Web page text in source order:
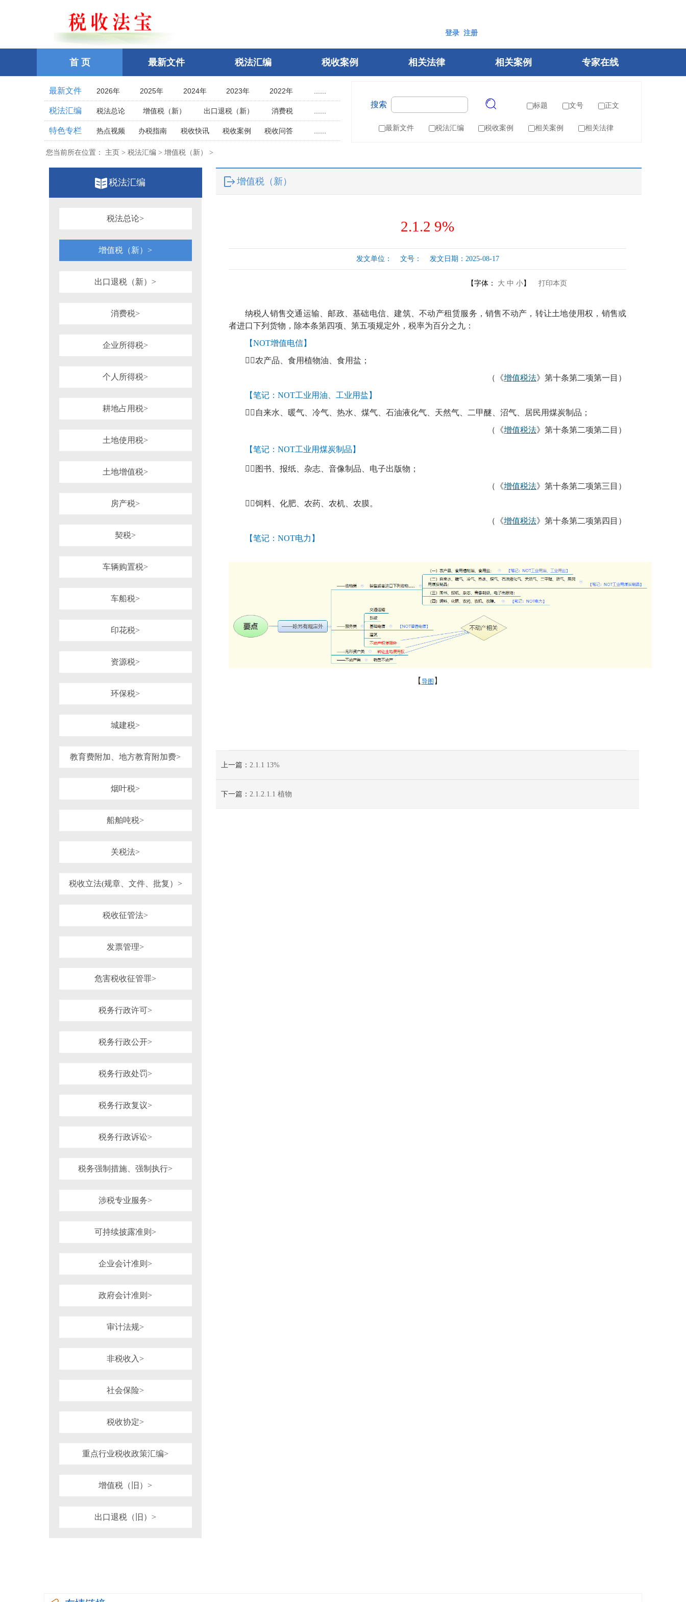
登录 注册
首 页 最新文件 税法汇编 税收案例 相关法律 相关案例 专家在线
最新文件 2026年 2025年 2024年 2023年
2022年
2021年
2020年 2019年 2018年
2017年
2016年
2015年 2014年 2013年
2012年
2011年
2010年 2009年 2008年
2007年
2006年
2005年 2004年
2001年
2000年 1999年 1998年
1997年
1996年
1995年 1993年
1992年
1991年
1990年 1989年
1986年
税法汇编 税法总论 增值税（新） 出口退税（新）
消费税
企业所得税
个人所得税 耕地占用税
土地使用税
土地增值税
房产税 契税 车辆购置税
车船税
印花税
资源税
关税法
税收立法(规章、文件、批复）
税收征管法
税务行政公开
可持续披露准则
重点行业税收政策汇编
特色专栏 热点视频 办税指南 税收快讯 税收案例
税收问答
全国统一规范电子税务局
自然人电子税务局
搜索 标题 文号 正文
最新文件 税法汇编 税收案例 相关案例 相关法律
您当前所在位置： 主页 > 税法汇编 > 增值税（新） >
税法汇编
税法总论>
增值税（新）>
出口退税（新）>
消费税>
企业所得税>
个人所得税>
耕地占用税>
土地使用税>
土地增值税>
房产税>
契税>
车辆购置税>
车船税>
印花税>
资源税>
环保税>
城建税>
教育费附加、地方教育附加费>
烟叶税>
船舶吨税>
关税法>
税收立法(规章、文件、批复）>
税收征管法>
发票管理>
危害税收征管罪>
税务行政许可>
税务行政公开>
税务行政处罚>
税务行政复议>
税务行政诉讼>
税务强制措施、强制执行>
涉税专业服务>
可持续披露准则>
企业会计准则>
政府会计准则>
审计法规>
非税收入>
社会保险>
税收协定>
重点行业税收政策汇编>
增值税（旧）>
出口退税（旧）>
增值税（新）
2.1.2 9%
发文单位： 文号： 发文日期：2025-08-17
【字体： 大 中 小】 打印本页
纳税人销售交通运输、邮政、基础电信、建筑、不动产租赁服务，销售不动产，转让土地使用权，销售或
者进口下列货物，除本条第四项、第五项规定外，税率为百分之九：
【NOT增值电信】
１ 农产品 、食用植物油、食用盐；
（《增值税法》第十条第二项第一目）
【笔记： NOT工业用油、工业用盐】
２ 自来水、暖气、冷气、热水、煤气、石油液化气、天然气、二甲醚、沼气、居民用煤炭制品；
（《增值税法》第十条第二项第二目）
【笔记： NOT工业用煤炭制品】
３ 图书、报纸、杂志、音像制品、电子出版物；
（《增值税法》第十条第二项第三目）
４ 饲料、化肥、农药、农机、农膜。
（《增值税法》第十条第二项第四目）
【笔记： NOT电力】
【 导图 】
上一篇： 2.1.1 13%
下一篇： 2.1.2.1.1 植物